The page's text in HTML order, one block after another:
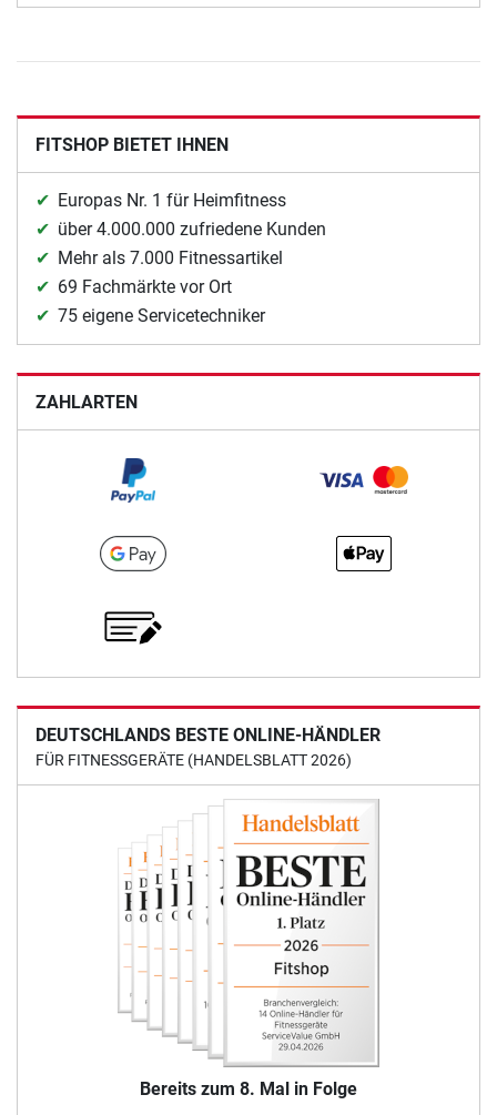
FITSHOP BIETET IHNEN
Europas Nr. 1 für Heimfitness
über 4.000.000 zufriedene Kunden
Mehr als 7.000 Fitnessartikel
69 Fachmärkte vor Ort
75 eigene Servicetechniker
ZAHLARTEN
DEUTSCHLANDS BESTE ONLINE-HÄNDLER
FÜR FITNESSGERÄTE (HANDELSBLATT 2026)
Bereits zum 8. Mal in Folge